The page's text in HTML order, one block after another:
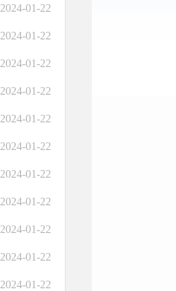
2024-01-22
2024-01-22
2024-01-22
2024-01-22
2024-01-22
2024-01-22
2024-01-22
2024-01-22
2024-01-22
2024-01-22
2024-01-22